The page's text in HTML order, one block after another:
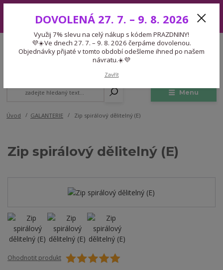
7. – 9. 8. 2026 čerpáme dovolenou. Objednávky přijaté v tomto období
odešleme ihned po našem návratu.☀️💜
Menu
CZK
Expedice 775 866 913
Po-Čt 9-15:30 Pá 9-14:30 Pauza 13-13:45
Úvod GALANTERIE Zip spirálový dělitelný (E)
Zip spirálový dělitelný (E)
Ohodnotit produkt
DOVOLENÁ 27. 7. – 9. 8. 2026
Využij 7% slevu na celý nákup s kódem PRAZDNINY!
💜☀️Ve dnech 27. 7. – 9. 8. 2026 čerpáme dovolenou.
Objednávky přijaté v tomto období odešleme ihned po našem
návratu.☀️💜
Zavřít